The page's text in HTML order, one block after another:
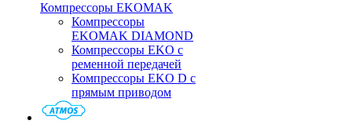
Компрессоры EKOMAK
Компрессоры
EKOMAK DIAMOND
Компрессоры EKO c
ременной передачей
Компрессоры EKO D с
прямым приводом